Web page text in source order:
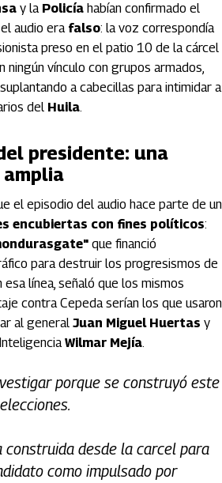
y la Policía habían confirmado el
audio era falso: la voz correspondía
preso en el patio 10 de la cárcel
ningún vínculo con grupos armados,
a cabecillas para intimidar a
del Huila.
presidente: una
amplia
el episodio del audio hace parte de un
encubiertas con fines políticos:
que financió
para destruir los progresismos de
esa línea, señaló que los mismos
contra Cepeda serían los que usaron
al general Juan Miguel Huertas y
Wilmar Mejía.
porque se construyó este
construida desde la carcel para
como impulsado por